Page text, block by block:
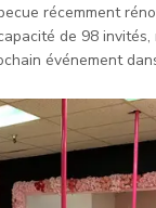
récemment
de 98
événement
rustique
frais sur place
a organisé plus
aux besoins